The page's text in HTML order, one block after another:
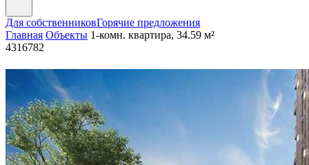
Для собственниковГорячие предложения
Главная Объекты 1-комн. квартира, 34.59 м²
4316782